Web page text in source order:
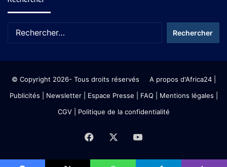
© Copyright 2026- Tous droits réservés A propos d'Africa24|
Publicités
Newsletter| Espace Presse | FAQ | Mentions légales
CGV| Politique de la confidentialité